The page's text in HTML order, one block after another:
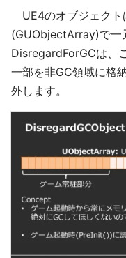
UE4のオブジェクト
(GUObjectArray)で一
DisregardForGCは、
一部を非GC領域に格
外します。